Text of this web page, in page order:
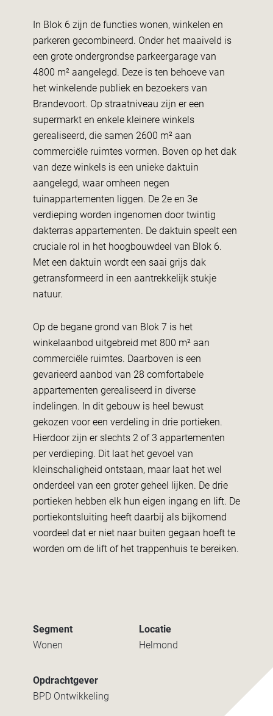
Segment
Wonen
Locatie
Helmond
Opdrachtgever
BPD Ontwikkeling
In Blok 6 zijn de functies wonen, winkelen en
parkeren gecombineerd. Onder het maaiveld is
een grote ondergrondse parkeergarage van
4800 m² aangelegd. Deze is ten behoeve van
het winkelende publiek en bezoekers van
Brandevoort. Op straatniveau zijn er een
supermarkt en enkele kleinere winkels
gerealiseerd, die samen 2600 m² aan
commerciële ruimtes vormen. Boven op het dak
van deze winkels is een unieke daktuin
aangelegd, waar omheen negen
tuinappartementen liggen. De 2e en 3e
verdieping worden ingenomen door twintig
dakterras appartementen. De daktuin speelt een
cruciale rol in het hoogbouwdeel van Blok 6.
Met een daktuin wordt een saai grijs dak
getransformeerd in een aantrekkelijk stukje
natuur.
Op de begane grond van Blok 7 is het
winkelaanbod uitgebreid met 800 m² aan
commerciële ruimtes. Daarboven is een
gevarieerd aanbod van 28 comfortabele
appartementen gerealiseerd in diverse
indelingen. In dit gebouw is heel bewust
gekozen voor een verdeling in drie portieken.
Hierdoor zijn er slechts 2 of 3 appartementen
per verdieping. Dit laat het gevoel van
kleinschaligheid ontstaan, maar laat het wel
onderdeel van een groter geheel lijken. De drie
portieken hebben elk hun eigen ingang en lift. De
portiekontsluiting heeft daarbij als bijkomend
voordeel dat er niet naar buiten gegaan hoeft te
worden om de lift of het trappenhuis te bereiken.